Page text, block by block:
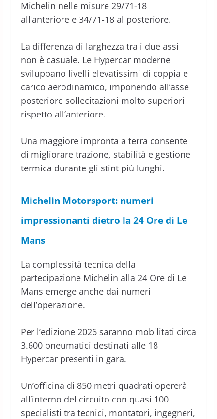
Michelin nelle misure 29/71-18
all’anteriore e 34/71-18 al posteriore.
La differenza di larghezza tra i due assi
non è casuale. Le Hypercar moderne
sviluppano livelli elevatissimi di coppia e
carico aerodinamico, imponendo all’asse
posteriore sollecitazioni molto superiori
rispetto all’anteriore.
Una maggiore impronta a terra consente
di migliorare trazione, stabilità e gestione
termica durante gli stint più lunghi.
Michelin Motorsport: numeri
impressionanti dietro la 24 Ore di Le
Mans
La complessità tecnica della
partecipazione Michelin alla 24 Ore di Le
Mans emerge anche dai numeri
dell’operazione.
Per l’edizione 2026 saranno mobilitati circa
3.600 pneumatici destinati alle 18
Hypercar presenti in gara.
Un’officina di 850 metri quadrati opererà
all’interno del circuito con quasi 100
specialisti tra tecnici, montatori, ingegneri,